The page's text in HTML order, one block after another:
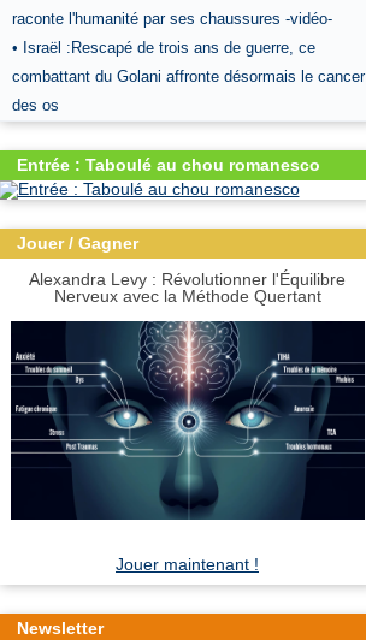
raconte l'humanité par ses chaussures -vidéo-
• Israël :Rescapé de trois ans de guerre, ce
combattant du Golani affronte désormais le cancer
des os
Entrée : Taboulé au chou romanesco
Jouer / Gagner
Alexandra Levy : Révolutionner l'Équilibre
Nerveux avec la Méthode Quertant
Jouer maintenant !
Newsletter